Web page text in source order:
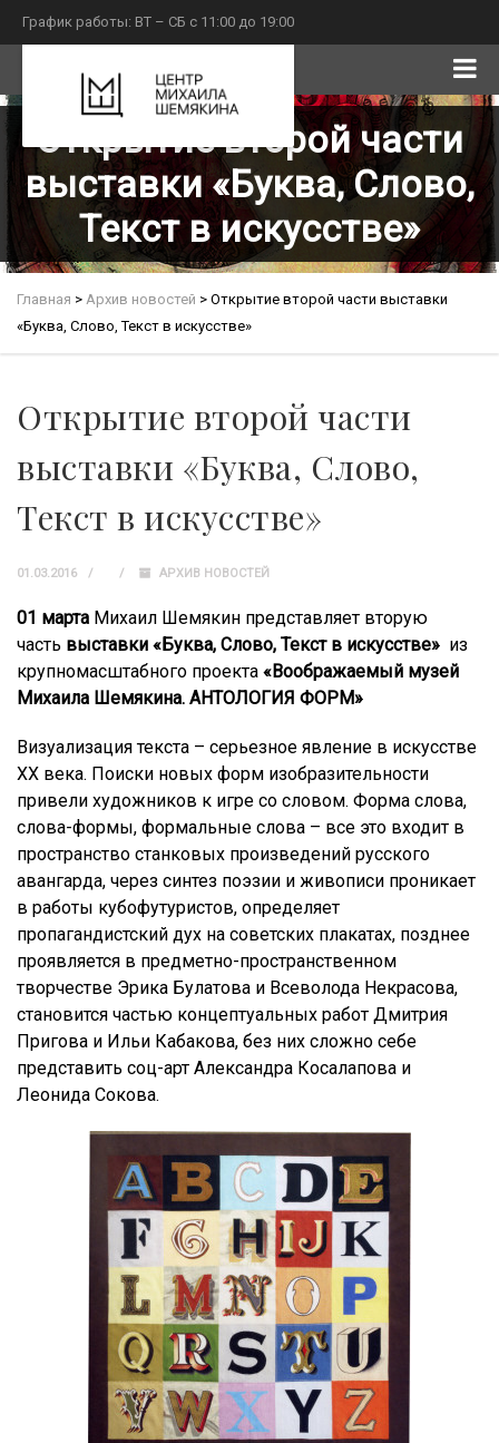
График работы: ВТ – СБ с 11:00 до 19:00
Открытие второй части
выставки «Буква, Слово,
Текст в искусстве»
Главная > Архив новостей > Открытие второй части выставки
«Буква, Слово, Текст в искусстве»
Открытие второй части
выставки «Буква, Слово,
Текст в искусстве»
01.03.2016 АРХИВ НОВОСТЕЙ
01 марта Михаил Шемякин представляет вторую
часть выставки «Буква, Слово, Текст в искусстве» из
крупномасштабного проекта «Воображаемый музей
Михаила Шемякина. АНТОЛОГИЯ ФОРМ»
Визуализация текста – серьезное явление в искусстве
ХХ века. Поиски новых форм изобразительности
привели художников к игре со словом. Форма слова,
слова-формы, формальные слова – все это входит в
пространство станковых произведений русского
авангарда, через синтез поэзии и живописи проникает
в работы кубофутуристов, определяет
пропагандистский дух на советских плакатах, позднее
проявляется в предметно-пространственном
творчестве Эрика Булатова и Всеволода Некрасова,
становится частью концептуальных работ Дмитрия
Пригова и Ильи Кабакова, без них сложно себе
представить соц-арт Александра Косалапова и
Леонида Сокова.